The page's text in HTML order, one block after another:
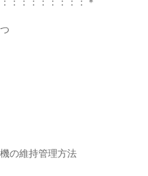
の維持管理方法